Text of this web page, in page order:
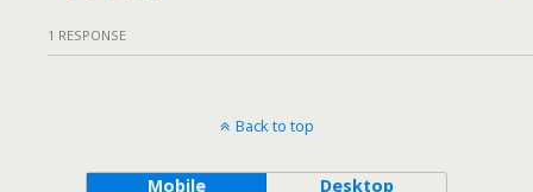
1 RESPONSE
Back to top
Mobile Desktop